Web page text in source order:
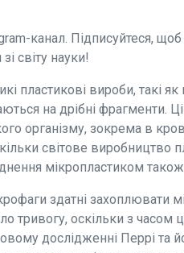
канал. Підписуйтеся,
світу науки!
пластикові вироби, такі
на дрібні фрагменти.
організму, зокрема в
світове виробництво
мікропластиком
здатні захоплювати
тривогу, оскільки з часом
дослідженні Перрі та